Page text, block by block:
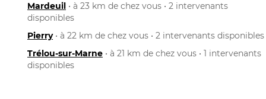
Mardeuil • à 23 km de chez vous • 2 intervenants
disponibles
Pierry• à 22 km de chez vous • 2 intervenants disponibles
Trélou-sur-Marne • à 21 km de chez vous • 1 intervenants
disponibles